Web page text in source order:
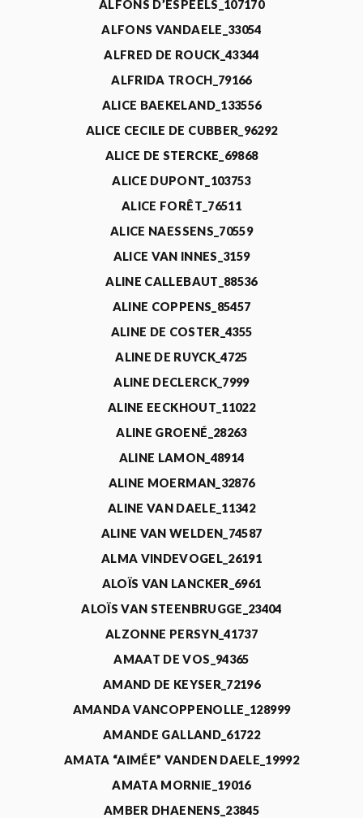
ALFONS D’ESPEELS_107170
ALFONS VANDAELE_33054
ALFRED DE ROUCK_43344
ALFRIDA TROCH_79166
ALICE BAEKELAND_133556
ALICE CECILE DE CUBBER_96292
ALICE DE STERCKE_69868
ALICE DUPONT_103753
ALICE FORÊT_76511
ALICE NAESSENS_70559
ALICE VAN INNES_3159
ALINE CALLEBAUT_88536
ALINE COPPENS_85457
ALINE DE COSTER_4355
ALINE DE RUYCK_4725
ALINE DECLERCK_7999
ALINE EECKHOUT_11022
ALINE GROENÉ_28263
ALINE LAMON_48914
ALINE MOERMAN_32876
ALINE VAN DAELE_11342
ALINE VAN WELDEN_74587
ALMA VINDEVOGEL_26191
ALOÏS VAN LANCKER_6961
ALOÏS VAN STEENBRUGGE_23404
ALZONNE PERSYN_41737
AMAAT DE VOS_94365
AMAND DE KEYSER_72196
AMANDA VANCOPPENOLLE_128999
AMANDE GALLAND_61722
AMATA “AIMÉE” VANDEN DAELE_19992
AMATA MORNIE_19016
AMBER DHAENENS_23845